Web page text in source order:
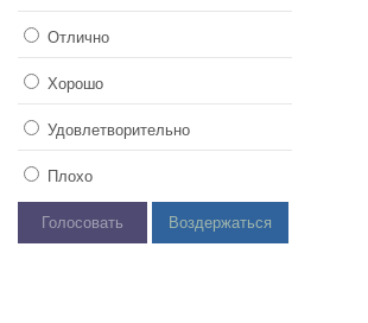
Отлично
Хорошо
Удовлетворительно
Плохо
Голосовать Воздержаться